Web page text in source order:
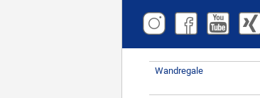
Wandregale